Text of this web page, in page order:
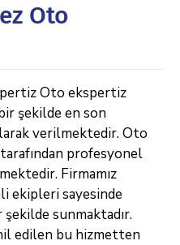
Oto
Oto ekspertiz
şekilde en son
verilmektedir. Oto
profesyonel
Firmamız
ekipleri sayesinde
sunmaktadır.
edilen bu hizmetten